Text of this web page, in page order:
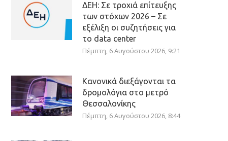
ΔΕΗ: Σε τροχιά επίτευξης
των στόχων 2026 – Σε
εξέλιξη οι συζητήσεις για
το data center
Πέμπτη, 6 Αυγούστου 2026, 9:21
Κανονικά διεξάγονται τα
δρομολόγια στο μετρό
Θεσσαλονίκης
Πέμπτη, 6 Αυγούστου 2026, 8:44